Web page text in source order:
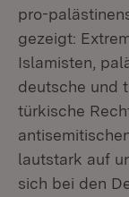
pro-
gezeigt:
Islamisten,
deutsche und
türkische
lautstark auf
sich bei den